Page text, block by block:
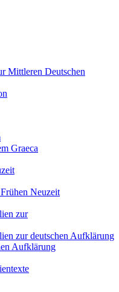
Mittleren Deutschen
Graeca
Neuzeit
zur
zur deutschen Aufklärung
Aufklärung